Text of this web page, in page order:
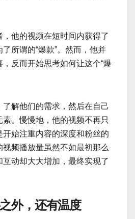
他的视频在短时间内获得了
所谓的“爆款”。然而，他并
反而开始思考如何让这个“爆
解他们的需求，然后在自己
。慢慢地，他的视频不再只
开始注重内容的深度和粉丝的
频播放量虽然不如最初那么
动却大大增加，最终实现了
外，还有温度